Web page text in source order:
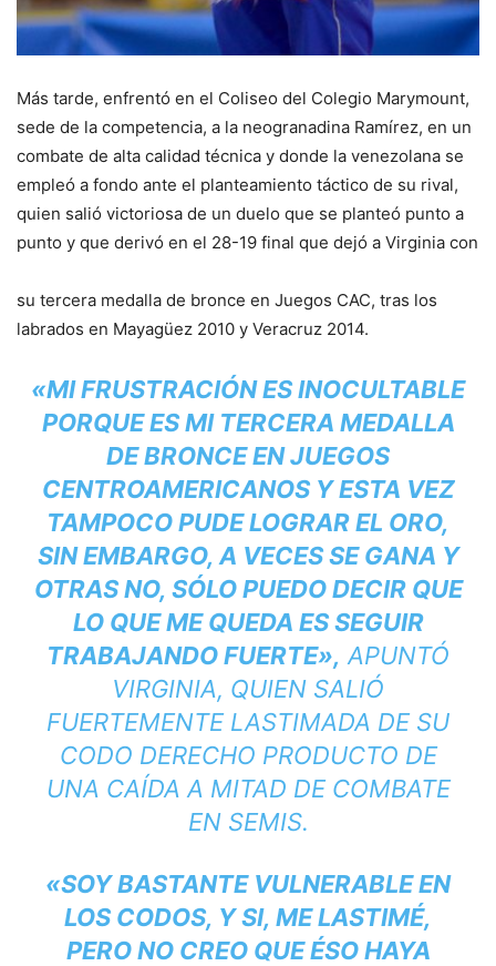
Más tarde, enfrentó en el Coliseo del Colegio Marymount,
sede de la competencia, a la neogranadina Ramírez, en un
combate de alta calidad técnica y donde la venezolana se
empleó a fondo ante el planteamiento táctico de su rival,
quien salió victoriosa de un duelo que se planteó punto a
punto y que derivó en el 28-19 final que dejó a Virginia con
su tercera medalla de bronce en Juegos CAC, tras los
labrados en Mayagüez 2010 y Veracruz 2014.
«MI FRUSTRACIÓN ES INOCULTABLE
PORQUE ES MI TERCERA MEDALLA
DE BRONCE EN JUEGOS
CENTROAMERICANOS Y ESTA VEZ
TAMPOCO PUDE LOGRAR EL ORO,
SIN EMBARGO, A VECES SE GANA Y
OTRAS NO, SÓLO PUEDO DECIR QUE
LO QUE ME QUEDA ES SEGUIR
TRABAJANDO FUERTE», APUNTÓ
VIRGINIA, QUIEN SALIÓ
FUERTEMENTE LASTIMADA DE SU
CODO DERECHO PRODUCTO DE
UNA CAÍDA A MITAD DE COMBATE
EN SEMIS.
«SOY BASTANTE VULNERABLE EN
LOS CODOS, Y SI, ME LASTIMÉ,
PERO NO CREO QUE ÉSO HAYA